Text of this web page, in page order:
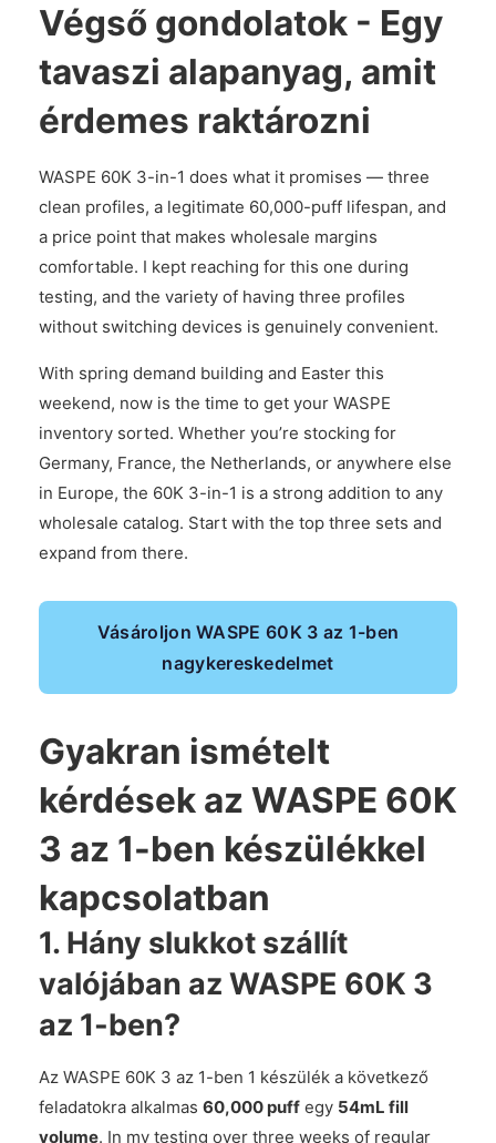
Végső gondolatok - Egy
tavaszi alapanyag, amit
érdemes raktározni
WASPE 60K 3-in-1 does what it promises — three
clean profiles, a legitimate 60,000-puff lifespan, and
a price point that makes wholesale margins
comfortable. I kept reaching for this one during
testing, and the variety of having three profiles
without switching devices is genuinely convenient.
With spring demand building and Easter this
weekend, now is the time to get your WASPE
inventory sorted. Whether you’re stocking for
Germany, France, the Netherlands, or anywhere else
in Europe, the 60K 3-in-1 is a strong addition to any
wholesale catalog. Start with the top three sets and
expand from there.
Vásároljon WASPE 60K 3 az 1-ben
nagykereskedelmet
Gyakran ismételt
kérdések az WASPE 60K
3 az 1-ben készülékkel
kapcsolatban
1. Hány slukkot szállít
valójában az WASPE 60K 3
az 1-ben?
Az WASPE 60K 3 az 1-ben 1 készülék a következő
feladatokra alkalmas 60,000 puff egy 54mL fill
volume. In my testing over three weeks of regular